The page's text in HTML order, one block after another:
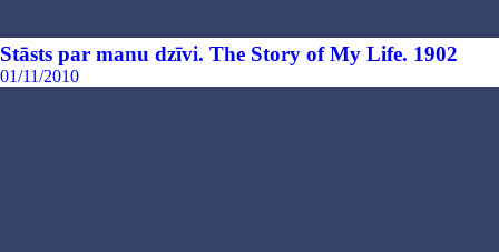
Stāsts par manu dzīvi. The Story of My Life. 1902
01/11/2010